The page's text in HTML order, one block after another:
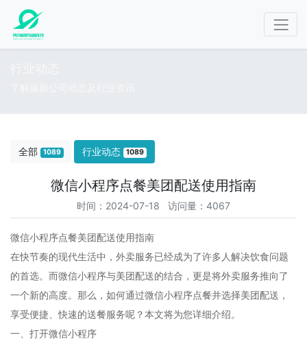
全部 1089 行业动态 1089
微信小程序点餐美团配送使用指南
时间：2024-07-18 访问量：4067
微信小程序点餐美团配送使用指南
在快节奏的现代生活中，外卖服务已经成为了许多人解决饮食问题
的首选。而微信小程序与美团配送的结合，更是将外卖服务推向了
一个新的高度。那么，如何通过微信小程序点餐并选择美团配送，
享受便捷、快速的送餐服务呢？本文将为您详细介绍。
一、打开微信小程序